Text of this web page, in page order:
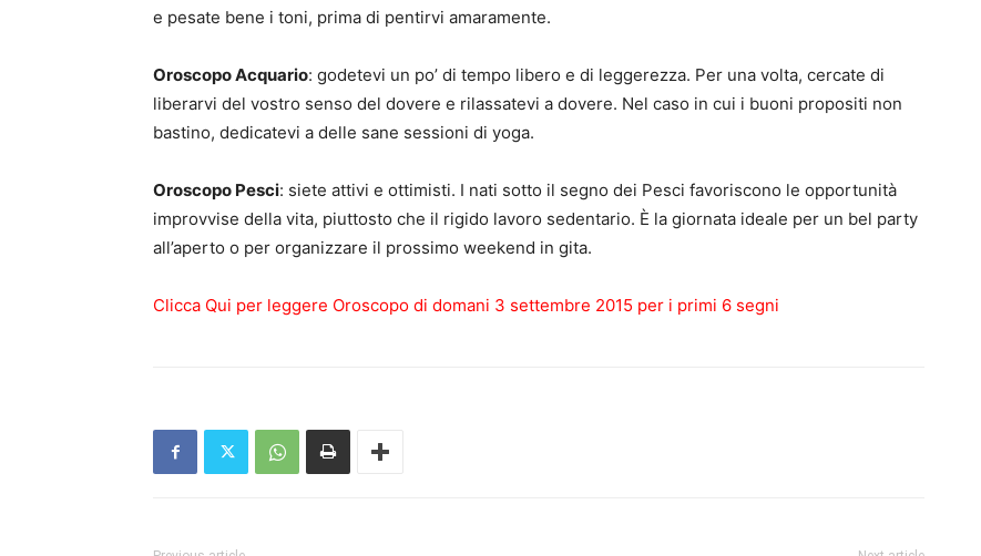
e pesate bene i toni, prima di pentirvi amaramente.
Oroscopo Acquario: godetevi un po’ di tempo libero e di leggerezza. Per una volta, cercate di
liberarvi del vostro senso del dovere e rilassatevi a dovere. Nel caso in cui i buoni propositi non
bastino, dedicatevi a delle sane sessioni di yoga.
Oroscopo Pesci: siete attivi e ottimisti. I nati sotto il segno dei Pesci favoriscono le opportunità
improvvise della vita, piuttosto che il rigido lavoro sedentario. È la giornata ideale per un bel party
all’aperto o per organizzare il prossimo weekend in gita.
Clicca Qui per leggere Oroscopo di domani 3 settembre 2015 per i primi 6 segni